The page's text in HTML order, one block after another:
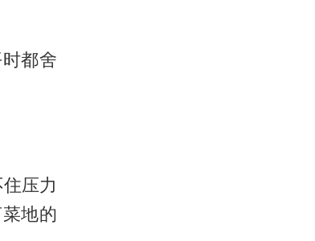
都舍
压力
地的